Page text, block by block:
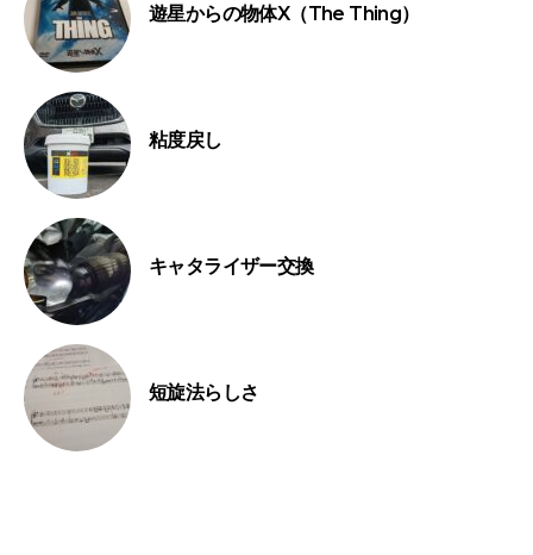
遊星からの物体X（The Thing）
粘度戻し
キャタライザー交換
短旋法らしさ